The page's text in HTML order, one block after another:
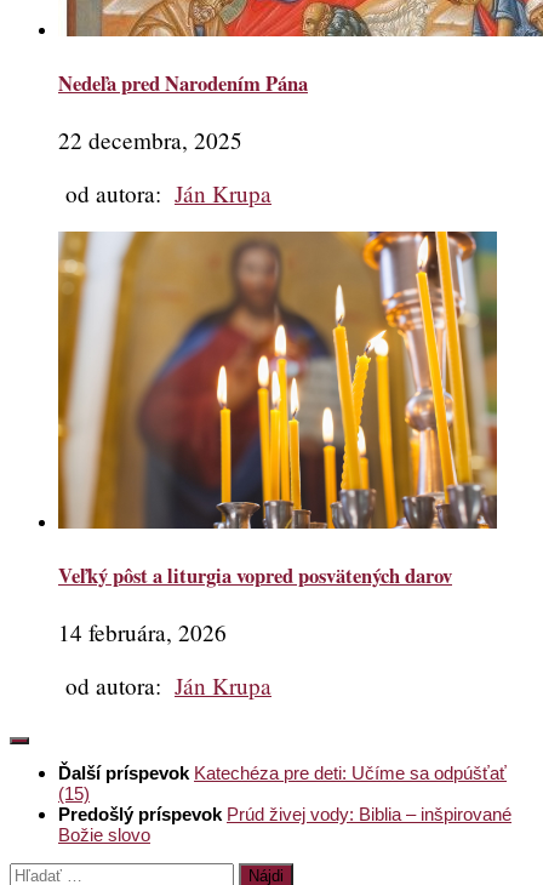
Nedeľa pred Narodením Pána
22 decembra, 2025
od autora: Ján Krupa
Veľký pôst a liturgia vopred posvätených darov
14 februára, 2026
od autora: Ján Krupa
Ďalší príspevok Katechéza pre deti: Učíme sa odpúšťať
(15)
Predošlý príspevok Prúd živej vody: Biblia – inšpirované
Božie slovo
Hľadať: